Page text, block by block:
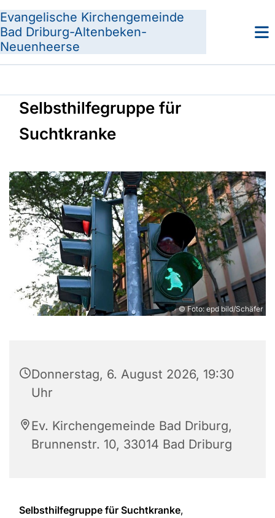
Evangelische Kirchengemeinde
Bad Driburg-Altenbeken-
Neuenheerse
Selbsthilfegruppe für
Suchtkranke
© Foto: epd bild/Schäfer
Donnerstag, 6. August 2026, 19:30
Uhr
Ev. Kirchengemeinde Bad Driburg,
Brunnenstr. 10, 33014 Bad Driburg
Selbsthilfegruppe für Suchtkranke,